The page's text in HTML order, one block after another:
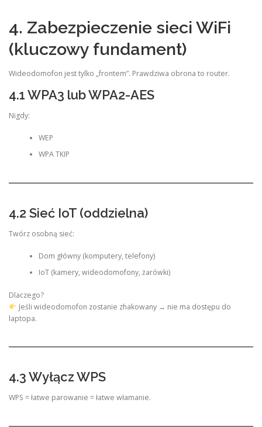
4. Zabezpieczenie sieci WiFi
(kluczowy fundament)
Wideodomofon jest tylko „frontem”. Prawdziwa obrona to router.
4.1 WPA3 lub WPA2-AES
Nigdy:
WEP
WPA TKIP
4.2 Sieć IoT (oddzielna)
Twórz osobną sieć:
Dom główny (komputery, telefony)
IoT (kamery, wideodomofony, żarówki)
Dlaczego?
Jeśli wideodomofon zostanie zhakowany → nie ma dostępu do
laptopa.
4.3 Wyłącz WPS
WPS = łatwe parowanie = łatwe włamanie.